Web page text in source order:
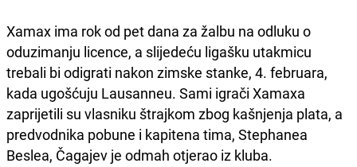
Xamax ima rok od pet dana za žalbu na odluku o
oduzimanju licence, a slijedeću ligašku utakmicu
trebali bi odigrati nakon zimske stanke, 4. februara,
kada ugošćuju Lausanneu. Sami igrači Xamaxa
zaprijetili su vlasniku štrajkom zbog kašnjenja plata, a
predvodnika pobune i kapitena tima, Stephanea
Beslea, Čagajev je odmah otjerao iz kluba.